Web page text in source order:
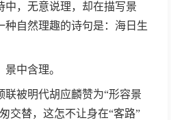
，无意说理，却在描写景
种自然理趣的诗句是：海日生
中含理。
被明代胡应麟赞为“形容景
交替，这怎不让身在“客路”